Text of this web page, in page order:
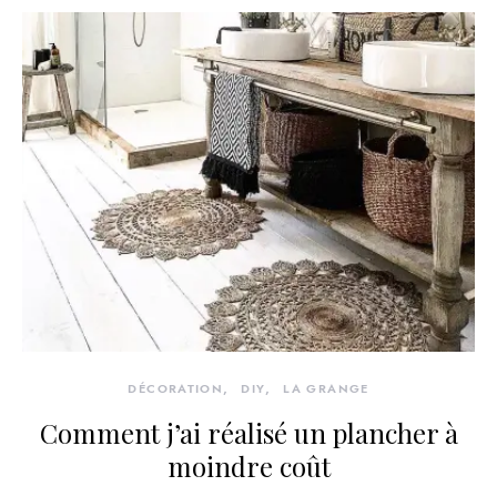
DÉCORATION DIY LA GRANGE
Comment j’ai réalisé un plancher à
moindre coût